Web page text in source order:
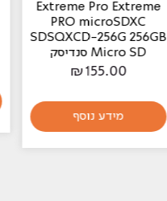
Extreme Pro Extreme
PRO microSDXC
SDSQXCD-256G 256GB
Micro SD סנדיסק
₪155.00
מידע נוסף